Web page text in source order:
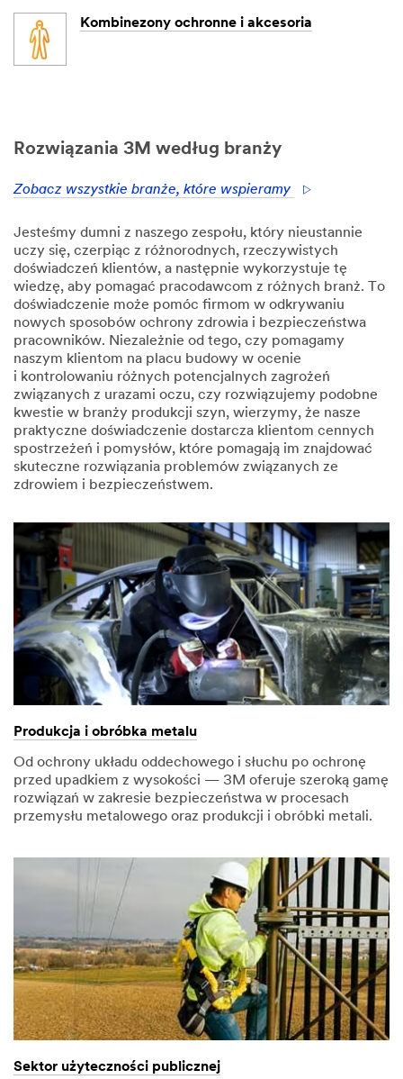
Kombinezony ochronne i akcesoria
Rozwiązania 3M według branży
Zobacz wszystkie branże, które wspieramy
Jesteśmy dumni z naszego zespołu, który nieustannie
uczy się, czerpiąc z różnorodnych, rzeczywistych
doświadczeń klientów, a następnie wykorzystuje tę
wiedzę, aby pomagać pracodawcom z różnych branż. To
doświadczenie może pomóc firmom w odkrywaniu
nowych sposobów ochrony zdrowia i bezpieczeństwa
pracowników. Niezależnie od tego, czy pomagamy
naszym klientom na placu budowy w ocenie
i kontrolowaniu różnych potencjalnych zagrożeń
związanych z urazami oczu, czy rozwiązujemy podobne
kwestie w branży produkcji szyn, wierzymy, że nasze
praktyczne doświadczenie dostarcza klientom cennych
spostrzeżeń i pomysłów, które pomagają im znajdować
skuteczne rozwiązania problemów związanych ze
zdrowiem i bezpieczeństwem.
Produkcja i obróbka metalu
Od ochrony układu oddechowego i słuchu po ochronę
przed upadkiem z wysokości — 3M oferuje szeroką gamę
rozwiązań w zakresie bezpieczeństwa w procesach
przemysłu metalowego oraz produkcji i obróbki metali.
Sektor użyteczności publicznej